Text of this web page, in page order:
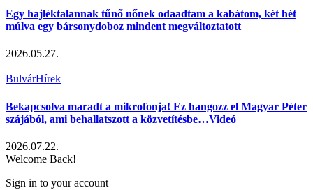
Egy hajléktalannak tűnő nőnek odaadtam a kabátom, két hét
múlva egy bársonydoboz mindent megváltoztatott
2026.05.27.
BulvárHírek
Bekapcsolva maradt a mikrofonja! Ez hangozz el Magyar Péter
szájából, ami behallatszott a közvetítésbe…Videó
2026.07.22.
Welcome Back!
Sign in to your account